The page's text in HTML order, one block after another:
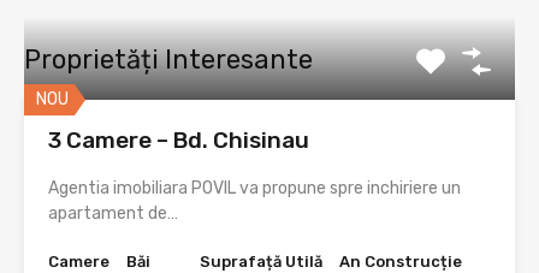
Proprietăți Interesante
NOU
3 Camere – Bd. Chisinau
Agentia imobiliara POVIL va propune spre inchiriere un
apartament de…
Camere
Băi
Suprafață Utilă
An Construcție